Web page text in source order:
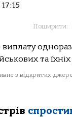
Поширити:
з відкритих